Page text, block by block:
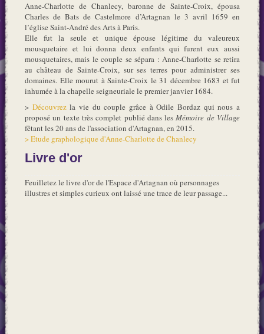
Anne-Charlotte de Chanlecy, baronne de Sainte-Croix, épousa
Charles de Bats de Castelmore d’Artagnan le 3 avril 1659 en
l’église Saint-André des Arts à Paris.
Elle fut la seule et unique épouse légitime du valeureux
mousquetaire et lui donna deux enfants qui furent eux aussi
mousquetaires, mais le couple se sépara : Anne-Charlotte se retira
au château de Sainte-Croix, sur ses terres pour administrer ses
domaines. Elle mourut à Sainte-Croix le 31 décembre 1683 et fut
inhumée à la chapelle seigneuriale le premier janvier 1684.
> Découvrezla vie du couple grâce à Odile Bordaz qui nous a
proposé un texte très complet publié dans lesMémoire de Village
fêtant les 20 ans de l'association d'Artagnan, en 2015.
> Etude graphologique d'Anne-Charlotte de Chanlecy
Livre d'or
Feuilletez le livre d'or de l'Espace d'Artagnan où personnages
illustres et simples curieux ont laissé une trace de leur passage...